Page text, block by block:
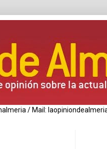
/ Mail: